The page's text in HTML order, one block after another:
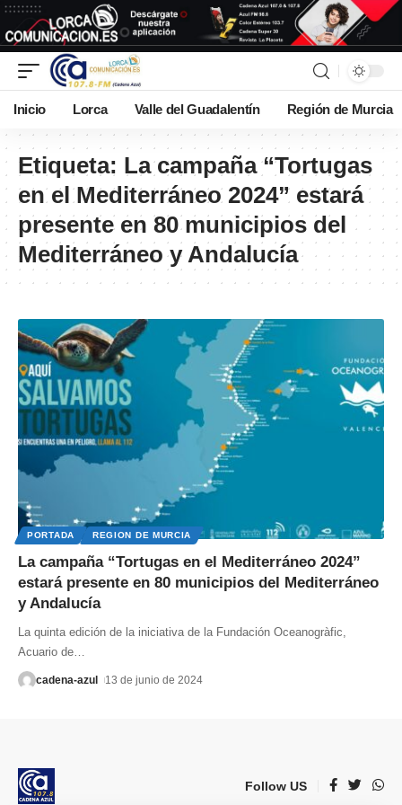
Inicio Lorca Valle del Guadalentín Región de Murcia
Etiqueta: La campaña “Tortugas
en el Mediterráneo 2024” estará
presente en 80 municipios del
Mediterráneo y Andalucía
PORTADA REGION DE MURCIA
La campaña “Tortugas en el Mediterráneo 2024”
estará presente en 80 municipios del Mediterráneo
y Andalucía
La quinta edición de la iniciativa de la Fundación Oceanogràfic,
Acuario de
cadena-azul 13 de junio de 2024
Follow US